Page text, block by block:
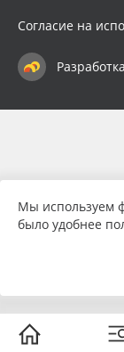
Согласие на
Мы используем
было удобнее